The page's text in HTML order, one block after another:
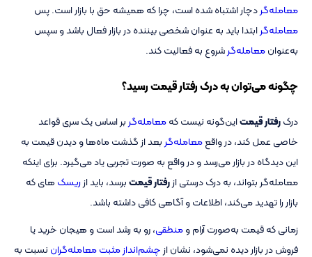
معامله‌گردچار اشتباه شده است، چرا که همیشه حق با بازار است. پس
معامله‌گرابتدا باید به عنوان شخصی بیننده در بازار فعال باشد و سپس
به‌عنوانمعامله‌گرشروع به فعالیت کند.
چگونه می‌توان به درک رفتار قیمت رسید؟
درکرفتار قیمتاین‌گونه نیست کهمعامله‌گر بر اساس یک سری قواعد
خاصی عمل کند، در واقعمعامله‌گر بعد از گذشت ماه‌ها و دیدن قیمت به
این دیدگاه در بازار می‌رسد و در واقع به‌ صورت تجربی یاد می‌گیرد. برای اینکه
معامله‌گر بتواند، به درک درستی ازرفتار قیمتبرسد، باید ازریسک های که
بازار را تهدید می‌کند، اطلاعات و آگاهی کافی داشته باشد.
زمانی که قیمت به‌صورت آرام ومنطقی، رو به رشد است و هیجان خرید یا
فروش در بازار دیده نمی‌شود، نشان از چشم‌انداز مثبتمعامله‌گران نسبت به